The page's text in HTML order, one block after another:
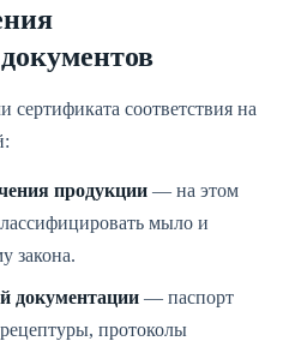
соответствия на
продукции — на этом
мыло и
закона.
документации — паспорт
протоколы